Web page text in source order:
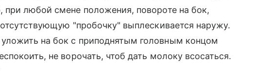
при любой смене положения, повороте на бок,
"пробочку" выплескивается наружу.
на бок с приподнятым головным концом
не ворочать, чтоб дать молоку всосаться.